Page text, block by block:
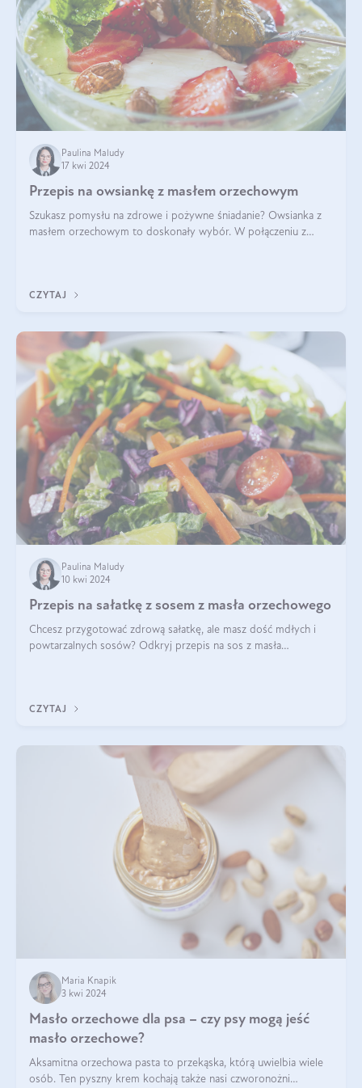
Paulina Maludy
17 kwi 2024
Przepis na owsiankę z masłem orzechowym
Szukasz pomysłu na zdrowe i pożywne śniadanie? Owsianka z
masłem orzechowym to doskonały wybór. W połączeniu z
CZYTAJ
Paulina Maludy
10 kwi 2024
Przepis na sałatkę z sosem z masła orzechowego
Chcesz przygotować zdrową sałatkę, ale masz dość mdłych i
powtarzalnych sosów? Odkryj przepis na sos z masła
CZYTAJ
Maria Knapik
3 kwi 2024
Masło orzechowe dla psa – czy psy mogą jeść
masło orzechowe?
Aksamitna orzechowa pasta to przekąska, którą uwielbia wiele
osób. Ten pyszny krem kochają także nasi czworonożni